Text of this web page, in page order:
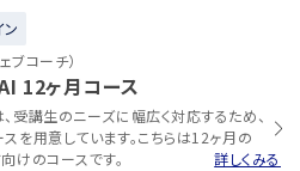
ブコーチ）
12ヶ月コース
受講生のニーズに幅広く対応するため、
を用意しています。こちらは12ヶ月の
けのコースです。
詳しくみる